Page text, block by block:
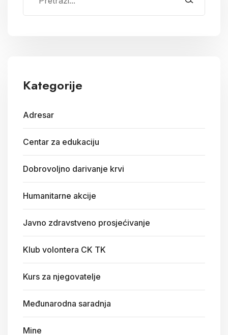
Kategorije
Adresar
Centar za edukaciju
Dobrovoljno darivanje krvi
Humanitarne akcije
Javno zdravstveno prosjećivanje
Klub volontera CK TK
Kurs za njegovatelje
Međunarodna saradnja
Mine